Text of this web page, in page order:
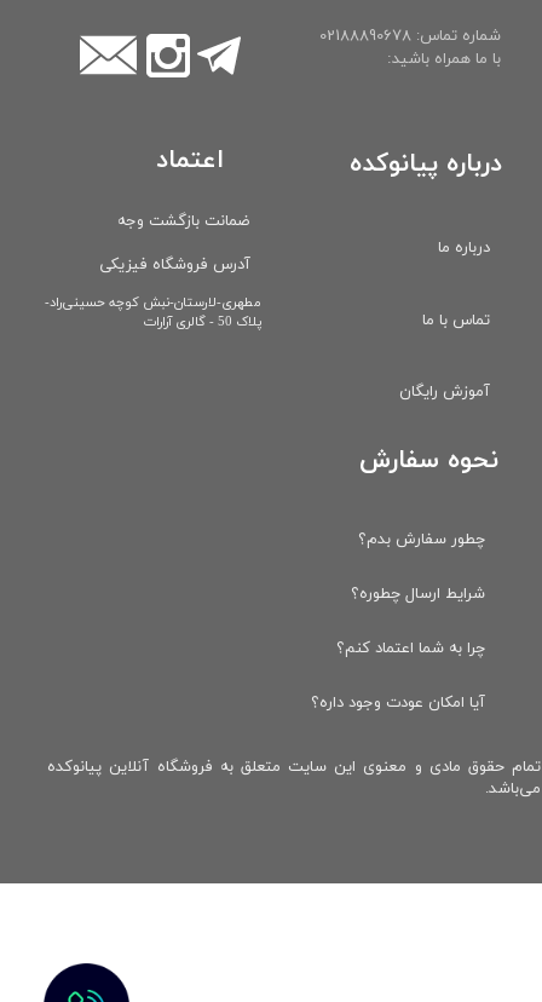
شماره تماس: 02188890678
با ما همراه باشید:
نحوه سفارش
چطور سفارش بدم؟
شرایط ارسال چطوره؟
چرا به شما اعتماد کنم؟
آیا امکان عودت وجود داره؟
تمام حقوق مادی و معنوی این سایت متعلق به فروشگاه آنلاین پیانوکده
می‌باشد.
اعتماد
ضمانت بازگشت وجه
آدرس فروشگاه فیزیکی
​مطهری-لارستان-نبش کوچه حسینی‌راد-
پلاک 50 - گالری آرارات
درباره پیانوکده
درباره ما
تماس با ما
آموزش رایگان